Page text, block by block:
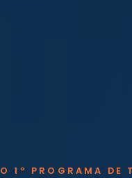
O 1º PROGRAMA DE